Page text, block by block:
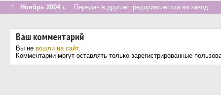
↑ Ноябрь 2004 г. Передан в другое предприятие или на завод
Ваш комментарий
Вы не вошли на сайт.
Комментарии могут оставлять только зарегистрированные